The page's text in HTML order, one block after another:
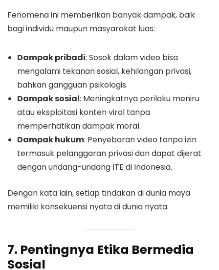
Fenomena ini memberikan banyak dampak, baik
bagi individu maupun masyarakat luas:
Dampak pribadi: Sosok dalam video bisa
mengalami tekanan sosial, kehilangan privasi,
bahkan gangguan psikologis.
Dampak sosial: Meningkatnya perilaku meniru
atau eksploitasi konten viral tanpa
memperhatikan dampak moral.
Dampak hukum: Penyebaran video tanpa izin
termasuk pelanggaran privasi dan dapat dijerat
dengan undang-undang ITE di Indonesia.
Dengan kata lain, setiap tindakan di dunia maya
memiliki konsekuensi nyata di dunia nyata.
7. Pentingnya Etika Bermedia
Sosial